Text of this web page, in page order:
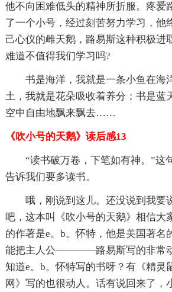
他不向困难低头的精神所折服。疼爱
了一个小号，经过刻苦努力学习，他
己心仪的雌天鹅，路易斯这种积极进
难道不值得我们学习吗?
书是海洋，我就是一条小鱼在海
土，我就是花朵吸收着养分；书是蓝
空中自由地飘来飘去……
《吹小号的天鹅》读后感13
“读书破万卷，下笔如有神。”这
告诉我们要多读书。
哦，刚说到这儿。还没说到我要
吧，这本叫《吹小号的天鹅》相信大
的作著是e。b。怀特，他是美国著名
能把主人公————路易斯写的非常
知道e。b。怀特写的书呀？有《精灵
网》写的也很动人。话有说回来了